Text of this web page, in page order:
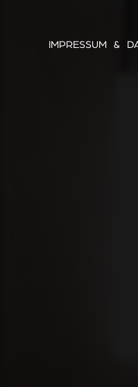
IMPRESSUM &